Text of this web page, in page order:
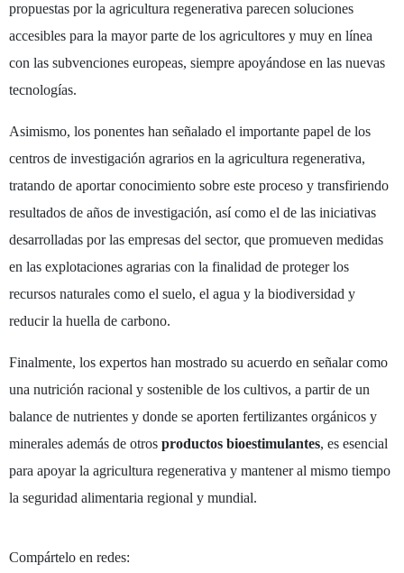
propuestas por la agricultura regenerativa parecen soluciones
accesibles para la mayor parte de los agricultores y muy en línea
con las subvenciones europeas, siempre apoyándose en las nuevas
tecnologías.
Asimismo, los ponentes han señalado el importante papel de los
centros de investigación agrarios en la agricultura regenerativa,
tratando de aportar conocimiento sobre este proceso y transfiriendo
resultados de años de investigación, así como el de las iniciativas
desarrolladas por las empresas del sector, que promueven medidas
en las explotaciones agrarias con la finalidad de proteger los
recursos naturales como el suelo, el agua y la biodiversidad y
reducir la huella de carbono.
Finalmente, los expertos han mostrado su acuerdo en señalar como
una nutrición racional y sostenible de los cultivos, a partir de un
balance de nutrientes y donde se aporten fertilizantes orgánicos y
minerales además de otros productos bioestimulantes, es esencial
para apoyar la agricultura regenerativa y mantener al mismo tiempo
la seguridad alimentaria regional y mundial.
Compártelo en redes: